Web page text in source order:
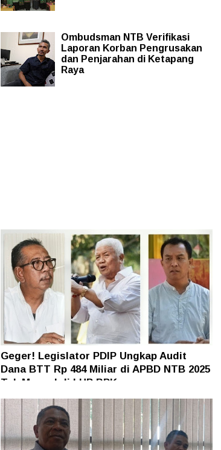
Ombudsman NTB Verifikasi
Laporan Korban Pengrusakan
dan Penjarahan di Ketapang
Raya
Geger! Legislator PDIP Ungkap Audit
Dana BTT Rp 484 Miliar di APBD NTB 2025
Tak Muncul di LHP BPK